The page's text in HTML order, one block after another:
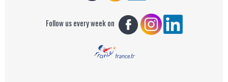
Follow us every week on